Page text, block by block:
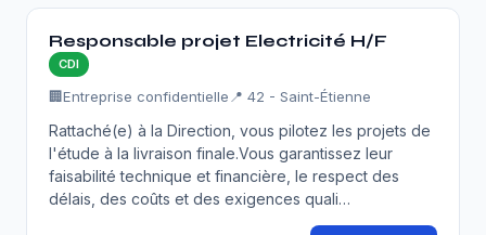
Responsable projet Electricité H/F
CDI
🏢Entreprise confidentielle 📍 42 - Saint-Étienne
Rattaché(e) à la Direction, vous pilotez les projets de
l'étude à la livraison finale.Vous garantissez leur
faisabilité technique et financière, le respect des
délais, des coûts et des exigences quali…